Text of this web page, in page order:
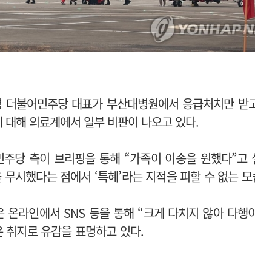
불어민주당 대표가 부산대병원에서 응급처치만 받
해 의료계에서 일부 비판이 나오고 있다.
당 측이 브리핑을 통해 “가족이 이송을 원했다”고
시했다는 점에서 ‘특혜’라는 지적을 피할 수 없는
온라인에서 SNS 등을 통해 “크게 다치지 않아 다행
지로 유감을 표명하고 있다.